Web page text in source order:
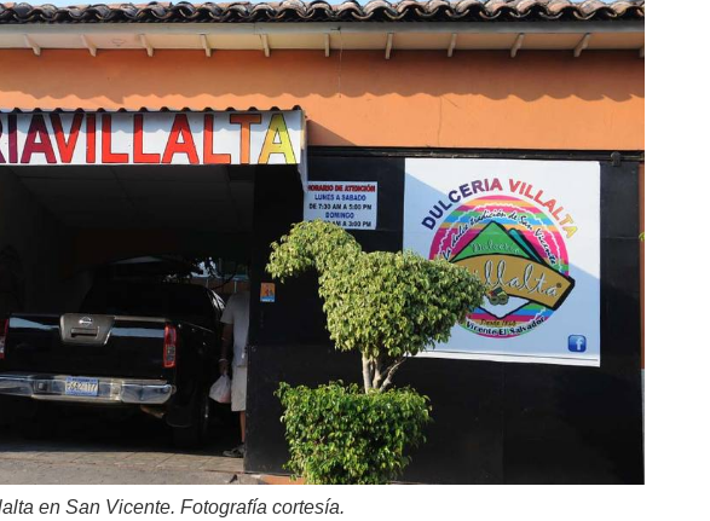
en San Vicente. Fotografía cortesía.